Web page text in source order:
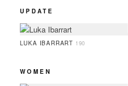
UPDATE
LUKA IBARRART 190
WOMEN